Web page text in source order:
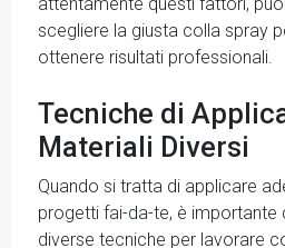
scegliere la giusta colla spray
ottenere risultati professionali.
Tecniche di
Materiali Diversi
Quando si tratta di applicare
progetti fai-da-te, è importante
diverse tecniche per lavorare